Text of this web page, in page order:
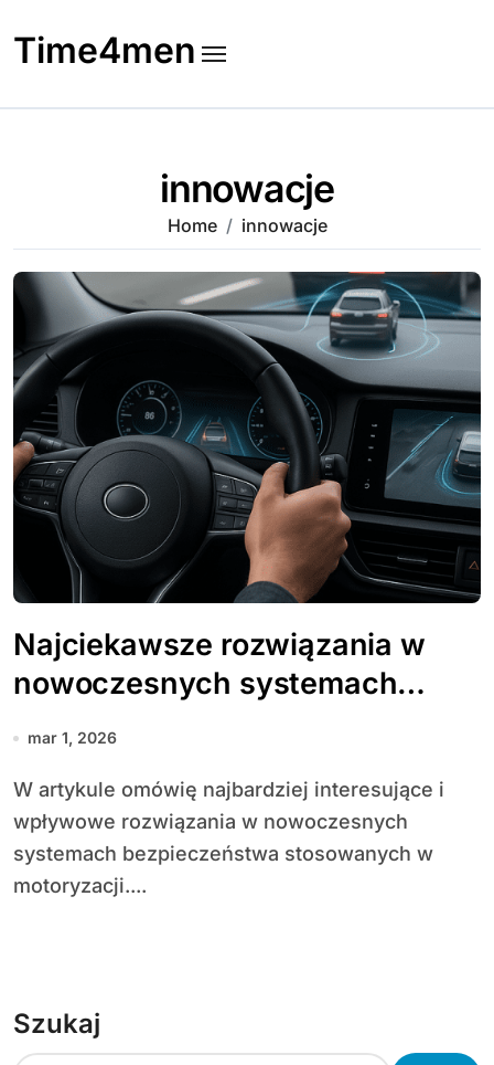
to
content
Time4men
innowacje
Home innowacje
Najciekawsze rozwiązania w
nowoczesnych systemach
bezpieczeństwa
mar 1, 2026
W artykule omówię najbardziej interesujące i
wpływowe rozwiązania w nowoczesnych
systemach bezpieczeństwa stosowanych w
motoryzacji....
Szukaj